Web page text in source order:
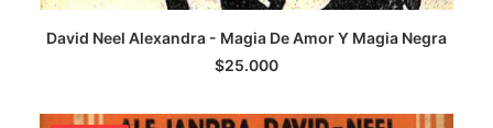
LEER MÁS
David Neel Alexandra - Magia De Amor Y Magia Negra
$25.000